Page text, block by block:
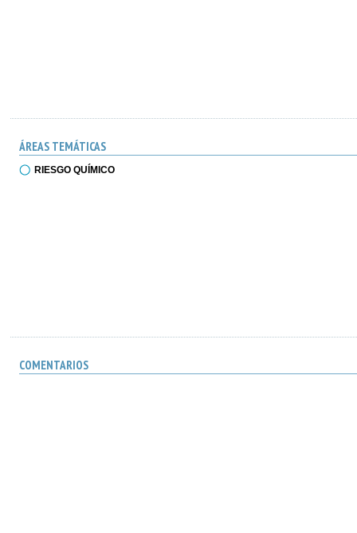
ÁREAS TEMÁTICAS
RIESGO QUÍMICO
COMENTARIOS